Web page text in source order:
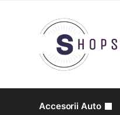
Accesorii Auto